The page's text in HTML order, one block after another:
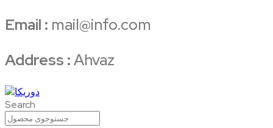
Email : mail@info.com
Address :Ahvaz
Search